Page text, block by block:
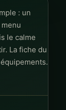
: un
le calme
La fiche du